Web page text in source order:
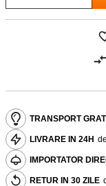
TRANSPORT
LIVRARE IN 24H
IMPORTATOR
RETUR IN 30 ZILE